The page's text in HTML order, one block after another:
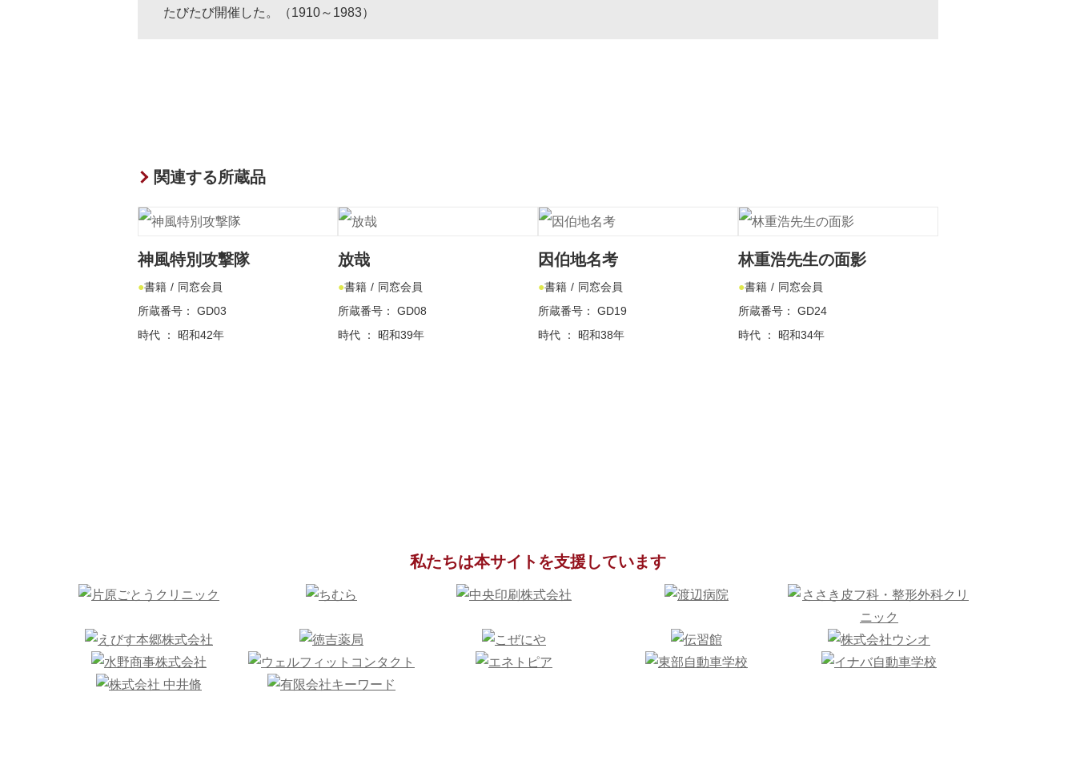
たびたび開催した。（1910～1983）
関連する所蔵品
神風特別攻撃隊
書籍
同窓会員
所蔵番号： GD03
時代 ： 昭和42年
放哉
書籍
同窓会員
所蔵番号： GD08
時代 ： 昭和39年
因伯地名考
書籍
同窓会員
所蔵番号： GD19
時代 ： 昭和38年
林重浩先生の面影
書籍
同窓会員
所蔵番号： GD24
時代 ： 昭和34年
私たちは本サイトを支援しています